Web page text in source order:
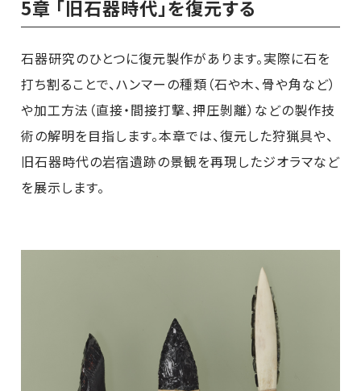
5章 「旧石器時代」を復元する
石器研究のひとつに復元製作があります。実際に石を
打ち割ることで、ハンマーの種類（石や木、骨や角など）
や加工方法（直接・間接打撃、押圧剝離）などの製作技
術の解明を目指します。本章では、復元した狩猟具や、
旧石器時代の岩宿遺跡の景観を再現したジオラマなど
を展示します。